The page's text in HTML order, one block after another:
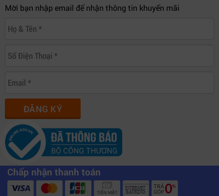
Mời bạn nhập email để nhận thông tin khuyến mãi
ĐĂNG KÝ
Chấp nhận thanh toán